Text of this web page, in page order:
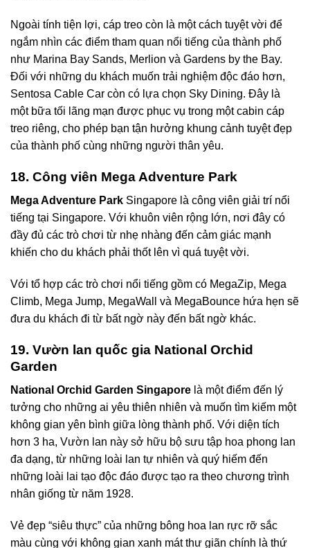
Ngoài tính tiện lợi, cáp treo còn là một cách tuyệt vời để
ngắm nhìn các điểm tham quan nổi tiếng của thành phố
như Marina Bay Sands, Merlion và Gardens by the Bay.
Đối với những du khách muốn trải nghiệm độc đáo hơn,
Sentosa Cable Car còn có lựa chọn Sky Dining. Đây là
một bữa tối lãng mạn được phục vụ trong một cabin cáp
treo riêng, cho phép bạn tận hưởng khung cảnh tuyệt đẹp
của thành phố cùng những người thân yêu.
18. Công viên Mega Adventure Park
Mega Adventure Park Singapore là công viên giải trí nổi
tiếng tại Singapore. Với khuôn viên rộng lớn, nơi đây có
đầy đủ các trò chơi từ nhẹ nhàng đến cảm giác mạnh
khiến cho du khách phải thốt lên vì quá tuyệt vời.
Với tổ hợp các trò chơi nổi tiếng gồm có MegaZip, Mega
Climb, Mega Jump, MegaWall và MegaBounce hứa hẹn sẽ
đưa du khách đi từ bất ngờ này đến bất ngờ khác.
19. Vườn lan quốc gia National Orchid
Garden
National Orchid Garden Singapore là một điểm đến lý
tưởng cho những ai yêu thiên nhiên và muốn tìm kiếm một
không gian yên bình giữa lòng thành phố. Với diện tích
hơn 3 ha, Vườn lan này sở hữu bộ sưu tập hoa phong lan
đa dạng, từ những loài lan tự nhiên và quý hiếm đến
những loài lai tạo độc đáo được tạo ra theo chương trình
nhân giống từ năm 1928.
Vẻ đẹp “siêu thực” của những bông hoa lan rực rỡ sắc
màu cùng với không gian xanh mát thư giãn chính là thứ